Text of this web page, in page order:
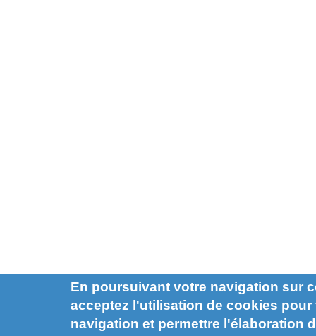
En poursuivant votre navigation sur
acceptez l'utilisation de cookies pour
navigation et permettre l'élaboration